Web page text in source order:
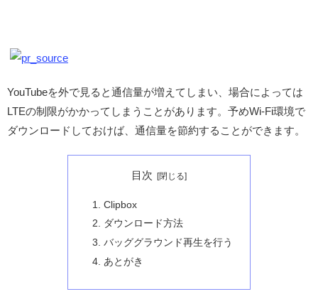
YouTubeを外で見ると通信量が増えてしまい、場合によっては
LTEの制限がかかってしまうことがあります。予めWi-Fi環境で
ダウンロードしておけば、通信量を節約することができます。
目次
Clipbox
ダウンロード方法
バッググラウンド再生を行う
あとがき